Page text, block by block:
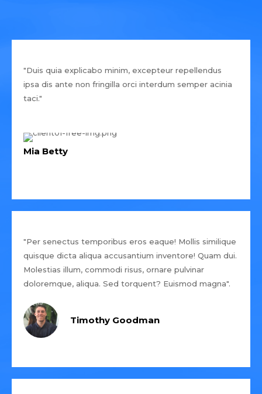
"Duis quia explicabo minim, excepteur repellendus
ipsa dis ante non fringilla orci interdum semper acinia
taci."
Mia Betty
"Per senectus temporibus eros eaque! Mollis similique
quisque dicta aliqua accusantium inventore! Quam dui.
Molestias illum, commodi risus, ornare pulvinar
doloremque, aliqua. Sed torquent? Euismod magna".
Timothy Goodman